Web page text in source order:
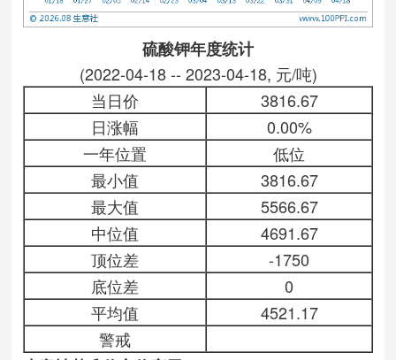
硫酸钾年度统计
(2022-04-18 -- 2023-04-18, 元/吨)
当日价
3816.67
日涨幅
0.00%
一年位置
低位
最小值
3816.67
最大值
5566.67
中位值
4691.67
顶位差
-1750
底位差
0
平均值
4521.17
警戒